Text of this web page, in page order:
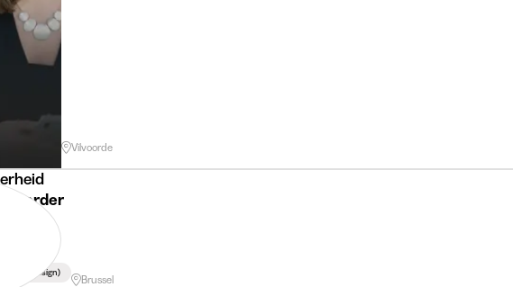
Vilvoorde
& Design)
Brussel